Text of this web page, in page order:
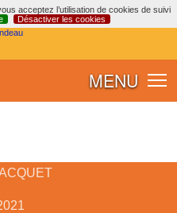
acceptez l’utilisation de cookies de suivi
Désactiver les cookies
MENU